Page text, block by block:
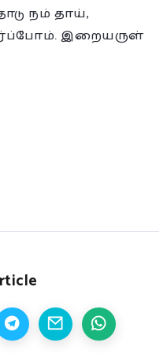
நம் தாய்,
இறையருள்